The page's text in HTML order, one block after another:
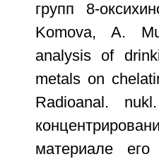
групп 8-
Komova, A.
analysis of
metals on
Radioanal.
материале